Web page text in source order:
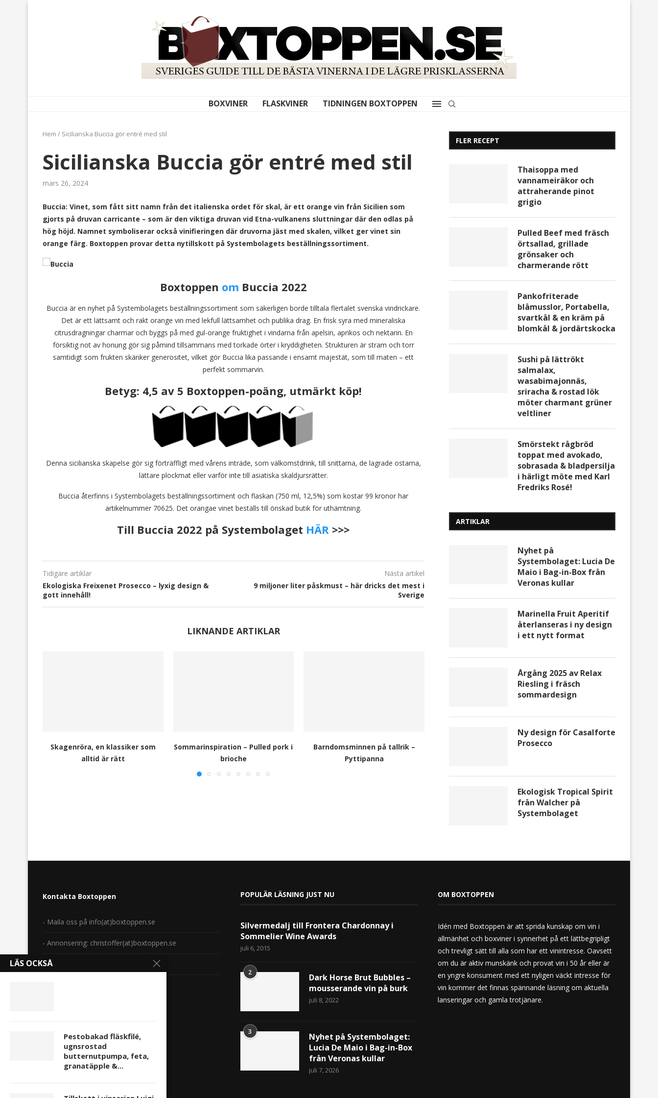
BOXVINER FLASKVINER TIDNINGEN BOXTOPPEN
Hem / Sicilianska Buccia gör entré med stil
Sicilianska Buccia gör entré med stil
mars 26, 2024
Buccia: Vinet, som fått sitt namn från det italienska ordet för skal, är ett orange vin från Sicilien som
gjorts på druvan carricante – som är den viktiga druvan vid Etna-vulkanens sluttningar där den odlas på
hög höjd. Namnet symboliserar också vinifieringen där druvorna jäst med skalen, vilket ger vinet sin
orange färg. Boxtoppen provar detta nytillskott på Systembolagets beställningssortiment.
Boxtoppen om Buccia 2022
Buccia är en nyhet på Systembolagets beställningssortiment som säkerligen borde tilltala flertalet svenska vindrickare.
Det är ett lättsamt och rakt orange vin med lekfull lättsamhet och publika drag. En frisk syra med mineraliska
citrusdragningar charmar och byggs på med gul-orange fruktighet i vindarna från apelsin, aprikos och nektarin. En
försiktig not av honung gör sig påmind tillsammans med torkade örter i kryddigheten. Strukturen är stram och torr
samtidigt som frukten skänker generositet, vilket gör Buccia lika passande i ensamt majestät, som till maten – ett
perfekt sommarvin.
Betyg: 4,5 av 5 Boxtoppen-poäng, utmärkt köp!
Denna sicilianska skapelse gör sig förträffligt med vårens inträde, som välkomstdrink, till snittarna, de lagrade ostarna,
lättare plockmat eller varför inte till asiatiska skaldjursrätter.
Buccia återfinns i Systembolagets beställningssortiment och flaskan (750 ml, 12,5%) som kostar 99 kronor har
artikelnummer 70625. Det orangae vinet beställs till önskad butik för uthämtning.
Till Buccia 2022 på Systembolaget HÄR >>>
Tidigare artiklar
Ekologiska Freixenet Prosecco – lyxig design &
gott innehåll!
Nästa artikel
9 miljoner liter påskmust – här dricks det mest i
Sverige
LIKNANDE ARTIKLAR
Skagenröra, en klassiker som
alltid är rätt
Sommarinspiration – Pulled pork i
brioche
Barndomsminnen på tallrik –
Pyttipanna
Melon, lufttorkad skinka, getost
FLER RECEPT
Thaisoppa med
vannameiräkor och
attraherande pinot
grigio
Pulled Beef med fräsch
örtsallad, grillade
grönsaker och
charmerande rött
Pankofriterade
blåmusslor, Portabella,
svartkål & en kräm på
blomkål & jordärtskocka
Sushi på lättrökt
salmalax,
wasabimajonnäs,
sriracha & rostad lök
möter charmant grüner
veltliner
Smörstekt rågbröd
toppat med avokado,
sobrasada & bladpersilja
i härligt möte med Karl
Fredriks Rosé!
ARTIKLAR
Nyhet på
Systembolaget: Lucia De
Maio i Bag-in-Box från
Veronas kullar
Marinella Fruit Aperitif
återlanseras i ny design
i ett nytt format
Årgång 2025 av Relax
Riesling i fräsch
sommardesign
Ny design för Casalforte
Prosecco
Ekologisk Tropical Spirit
från Walcher på
Systembolaget
Kontakta Boxtoppen
- Maila oss på info(at)boxtoppen.se
- Annonsering: christoffer(at)boxtoppen.se
- Webbmaster: Tecken 1 AB
POPULÄR LÄSNING JUST NU
Silvermedalj till Frontera Chardonnay i
Sommelier Wine Awards
juli 6, 2015
2
Dark Horse Brut Bubbles –
mousserande vin på burk
juli 8, 2022
3
Nyhet på Systembolaget:
Lucia De Maio i Bag-in-Box
från Veronas kullar
juli 7, 2026
OM BOXTOPPEN
Idén med Boxtoppen är att sprida kunskap om vin i
allmänhet och boxviner i synnerhet på ett lättbegripligt
och trevligt sätt till alla som har ett vinintresse. Oavsett
om du är aktiv munskänk och provat vin i 50 år eller är
en yngre konsument med ett nyligen väckt intresse för
vin kommer det finnas spännande läsning om aktuella
lanseringar och gamla trotjänare.
LÄS OCKSÅ
Pestobakad fläskfilé,
ugnsrostad
butternutpumpa, feta,
granatäpple &...